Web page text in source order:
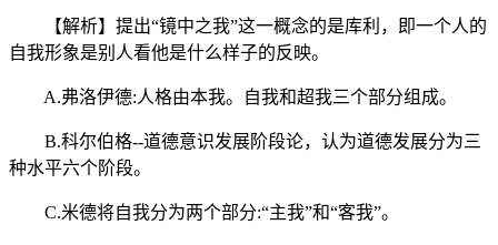
【解析】提出“镜中之我”这一概念的是库利，即一个人的
自我形象是别人看他是什么样子的反映。
A.弗洛伊德:人格由本我。自我和超我三个部分组成。
B.科尔伯格--道德意识发展阶段论，认为道德发展分为三
种水平六个阶段。
C.米德将自我分为两个部分:“主我”和“客我”。